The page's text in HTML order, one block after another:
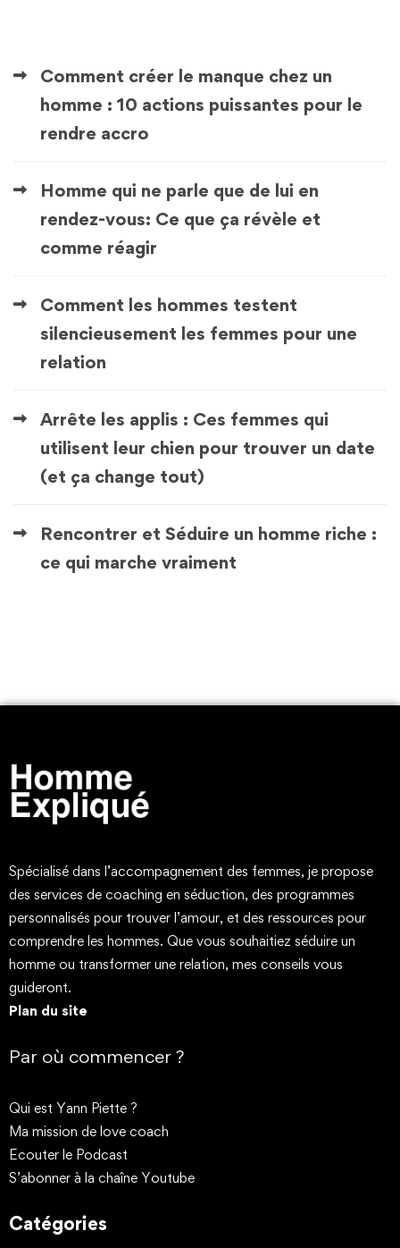
Comment créer le manque chez un
homme : 10 actions puissantes pour le
rendre accro
Homme qui ne parle que de lui en
rendez-vous: Ce que ça révèle et
comme réagir
Comment les hommes testent
silencieusement les femmes pour une
relation
Arrête les applis : Ces femmes qui
utilisent leur chien pour trouver un date
(et ça change tout)
Rencontrer et Séduire un homme riche :
ce qui marche vraiment
Spécialisé dans l’accompagnement des femmes, je propose
des services de coaching en séduction, des programmes
personnalisés pour trouver l’amour, et des ressources pour
comprendre les hommes. Que vous souhaitiez séduire un
homme ou transformer une relation, mes conseils vous
guideront.
Plan du site
Par où commencer ?
Qui est Yann Piette ?
Ma mission de love coach
Ecouter le Podcast
S’abonner à la chaîne Youtube
Catégories